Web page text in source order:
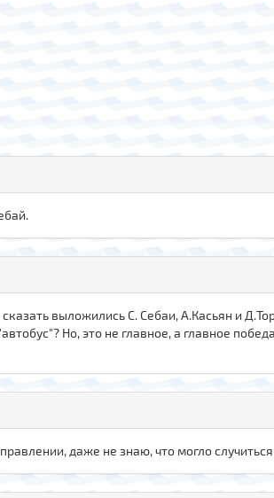
выложились С. Себаи, А.Касьян и
Но, это не главное, а главное
даже не знаю, что могло случиться